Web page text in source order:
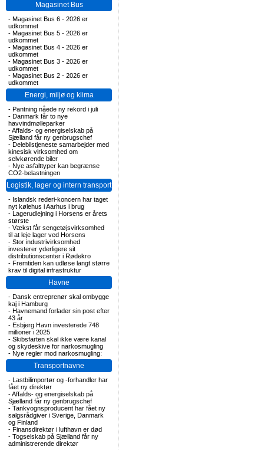
Magasinet Bus
- Magasinet Bus 6 - 2026 er
udkommet
- Magasinet Bus 5 - 2026 er
udkommet
- Magasinet Bus 4 - 2026 er
udkommet
- Magasinet Bus 3 - 2026 er
udkommet
- Magasinet Bus 2 - 2026 er
udkommet
Energi, miljø og klima
- Pantning nåede ny rekord i juli
- Danmark får to nye
havvindmølleparker
-Affalds- og energiselskab på
Sjælland får ny genbrugschef
- Delebilstjeneste samarbejder med
kinesisk virksomhed om
selvkørende biler
- Nye asfalttyper kan begrænse
CO2-belastningen
Logistik, lager og intern transport
- Islandsk rederi-koncern har taget
nyt kølehus i Aarhus i brug
- Lagerudlejning i Horsens er årets
største
- Vækst får sengetøjsvirksomhed
til at leje lager ved Horsens
- Stor industrivirksomhed
investerer yderligere sit
distributionscenter i Rødekro
- Fremtiden kan udløse langt større
krav til digital infrastruktur
Havne
- Dansk entreprenør skal ombygge
kaj i Hamburg
- Havnemand forlader sin post efter
43 år
- Esbjerg Havn investerede 748
millioner i 2025
- Skibsfarten skal ikke være kanal
og skydeskive for narkosmugling
- Nye regler mod narkosmugling:
Transportnavne
- Lastbilimportør og -forhandler har
fået ny direktør
-Affalds- og energiselskab på
Sjælland får ny genbrugschef
- Tankvognsproducent har fået ny
salgsrådgiver i Sverige, Danmark
og Finland
- Finansdirektør i lufthavn er død
- Togselskab på Sjælland får ny
administrerende direktør